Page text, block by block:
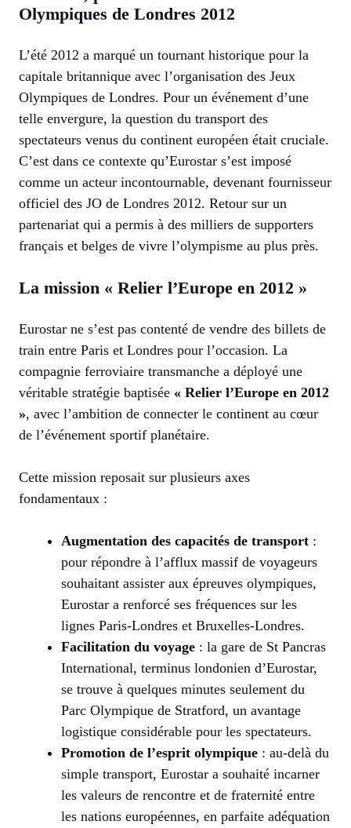
Olympiques de Londres 2012
L’été 2012 a marqué un tournant historique pour la
capitale britannique avec l’organisation des Jeux
Olympiques de Londres. Pour un événement d’une
telle envergure, la question du transport des
spectateurs venus du continent européen était cruciale.
C’est dans ce contexte qu’Eurostar s’est imposé
comme un acteur incontournable, devenant fournisseur
officiel des JO de Londres 2012. Retour sur un
partenariat qui a permis à des milliers de supporters
français et belges de vivre l’olympisme au plus près.
La mission « Relier l’Europe en 2012 »
Eurostar ne s’est pas contenté de vendre des billets de
train entre Paris et Londres pour l’occasion. La
compagnie ferroviaire transmanche a déployé une
véritable stratégie baptisée « Relier l’Europe en 2012
», avec l’ambition de connecter le continent au cœur
de l’événement sportif planétaire.
Cette mission reposait sur plusieurs axes
fondamentaux :
Augmentation des capacités de transport :
pour répondre à l’afflux massif de voyageurs
souhaitant assister aux épreuves olympiques,
Eurostar a renforcé ses fréquences sur les
lignes Paris-Londres et Bruxelles-Londres.
Facilitation du voyage : la gare de St Pancras
International, terminus londonien d’Eurostar,
se trouve à quelques minutes seulement du
Parc Olympique de Stratford, un avantage
logistique considérable pour les spectateurs.
Promotion de l’esprit olympique : au-delà du
simple transport, Eurostar a souhaité incarner
les valeurs de rencontre et de fraternité entre
les nations européennes, en parfaite adéquation